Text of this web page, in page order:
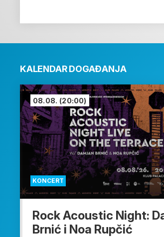
KALENDAR DOGAĐANJA
KONCERT
08.08. (20:00)
Rock Acoustic Night:
Brnić i Noa Rupčić